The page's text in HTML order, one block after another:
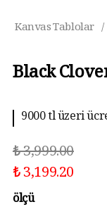
Kanvas Tablolar /
Black
9000 tl üzeri
₺ 3,999.00
₺ 3,199.20
ölçü